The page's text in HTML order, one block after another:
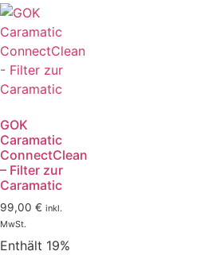
GOK
Caramatic
ConnectClean
– Filter zur
Caramatic
99,00 € inkl.
MwSt.
Enthält 19%